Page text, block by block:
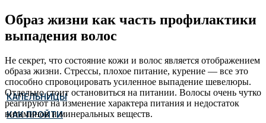
КАПЕЛЬНИЦЫ
КАК ПРОЙТИ
Образ жизни как часть профилактики
выпадения волос
Не секрет, что состояние кожи и волос является отображением
образа жизни. Стрессы, плохое питание, курение — все это
способно спровоцировать усиленное выпадение шевелюры.
Отдельно стоит остановиться на питании. Волосы очень чутко
реагируют на изменение характера питания и недостаток
витаминов и минеральных веществ.